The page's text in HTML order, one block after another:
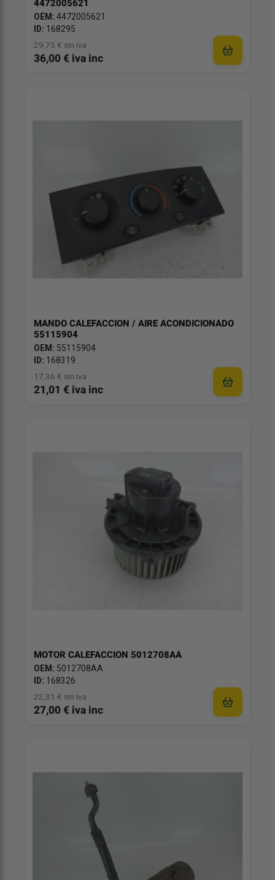
4472005621
OEM: 4472005621
ID: 168295
29,75 € sin iva
36,00 € iva inc
MANDO CALEFACCION / AIRE ACONDICIONADO
55115904
OEM: 55115904
ID: 168319
17,36 € sin iva
21,01 € iva inc
MOTOR CALEFACCION 5012708AA
OEM: 5012708AA
ID: 168326
22,31 € sin iva
27,00 € iva inc